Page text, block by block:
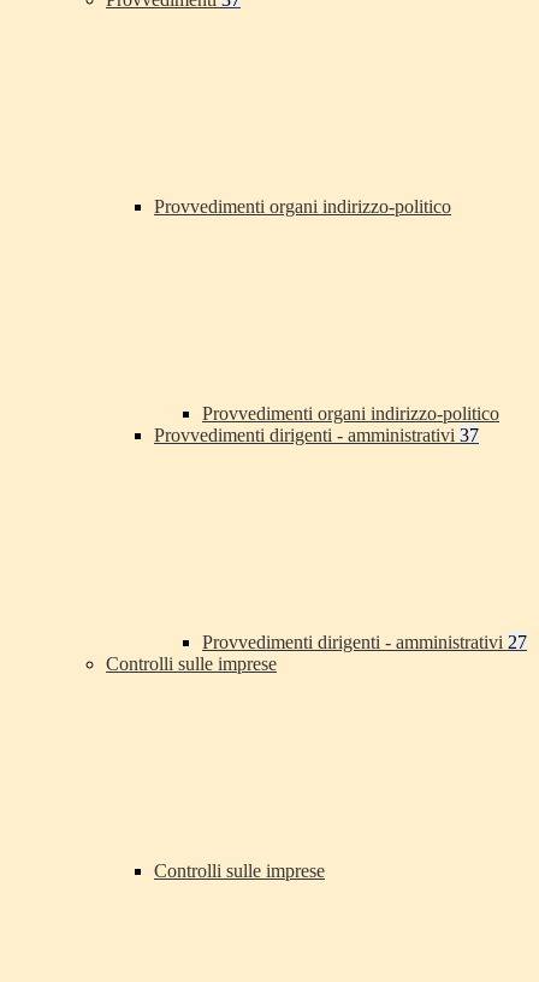
Provvedimenti organi indirizzo-politico
Provvedimenti organi indirizzo-politico
Provvedimenti dirigenti - amministrativi 37
Provvedimenti dirigenti - amministrativi 27
Controlli sulle imprese
Controlli sulle imprese